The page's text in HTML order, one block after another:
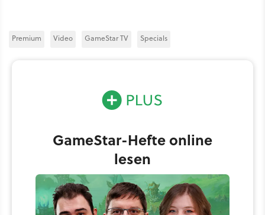
Premium Video GameStar TV Specials
GameStar-Hefte online
lesen